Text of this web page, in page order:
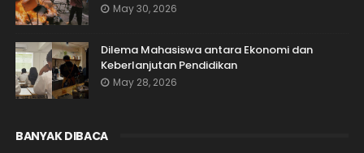
May 30, 2026
Dilema Mahasiswa antara Ekonomi dan
Keberlanjutan Pendidikan
May 28, 2026
BANYAK DIBACA